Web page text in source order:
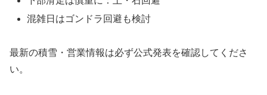
混雑日はゴンドラ回避も検討
最新の積雪・営業情報は必ず公式発表を確認してくださ
い。